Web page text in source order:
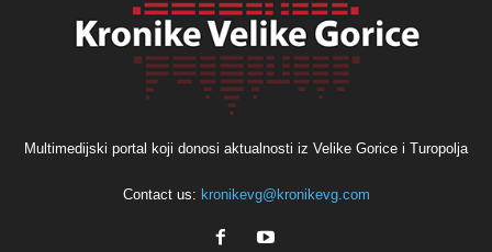
Multimedijski portal koji donosi aktualnosti iz Velike Gorice i Turopolja
Contact us: kronikevg@kronikevg.com